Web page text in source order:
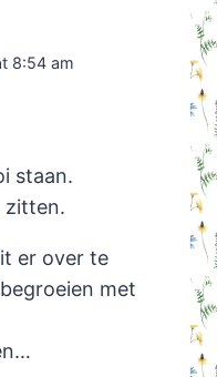
8:54 am
staan.
zitten.
er over te
met